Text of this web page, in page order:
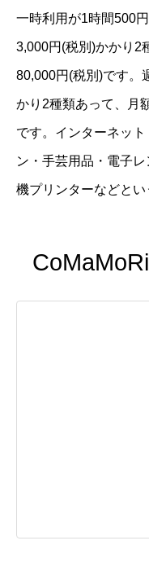
一時利用が1時間500
3,000円(税別)かかり2
80,000円(税別)です。
かり2種類あって、月
です。インターネッ
ン・手芸用品・電子
機プリンターなどとい